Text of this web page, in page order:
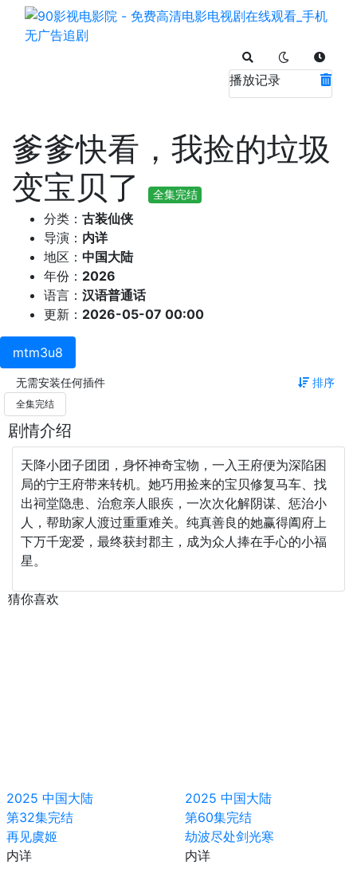
播放记录
爹爹快看，我捡的垃圾
变宝贝了
全集完结
分类： 古装仙侠
导演： 内详
地区： 中国大陆
年份： 2026
语言： 汉语普通话
更新： 2026-05-07 00:00
mtm3u8
无需安装任何插件 排序
全集完结
剧情介绍
天降小团子团团，身怀神奇宝物，一入王府便为深陷困
局的宁王府带来转机。她巧用捡来的宝贝修复马车、找
出祠堂隐患、治愈亲人眼疾，一次次化解阴谋、惩治小
人，帮助家人渡过重重难关。纯真善良的她赢得阖府上
下万千宠爱，最终获封郡主，成为众人捧在手心的小福
星。
猜你喜欢
2025 中国大陆
第32集完结
再见虞姬
内详
2025 中国大陆
第60集完结
劫波尽处剑光寒
内详